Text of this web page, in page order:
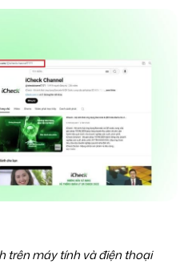
trên máy tính và điện thoại